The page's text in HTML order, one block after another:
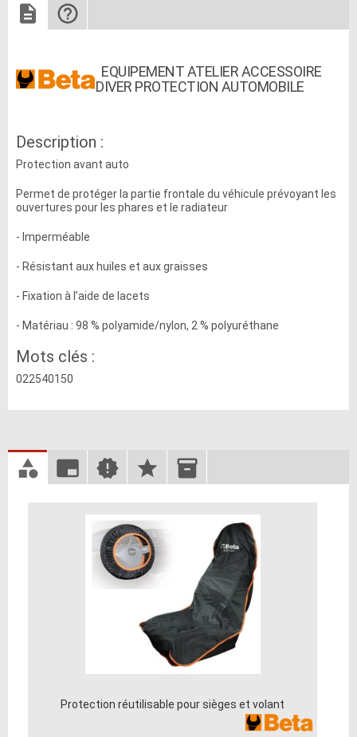
EQUIPEMENT ATELIER ACCESSOIRE
DIVER PROTECTION AUTOMOBILE
Description :
Protection avant auto
​Permet de protéger la partie frontale du véhicule prévoyant les
ouvertures pour les phares et le radiateur
​- Imperméable
- Résistant aux huiles et aux graisses
- Fixation à l’aide de lacets
- Matériau : 98 % polyamide/nylon, 2 % polyuréthane
Mots clés :
022540150
Protection réutilisable pour sièges et volant